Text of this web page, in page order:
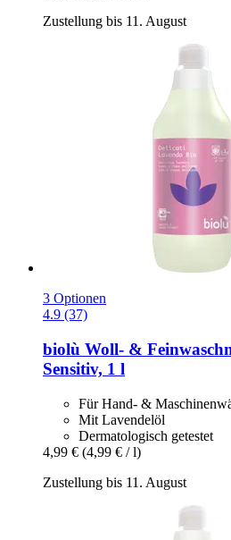
Zustellung bis 11. August
3 Optionen
4.9 (37)
biolù Woll-​ &
Sensitiv, 1 l
Für Hand- &
Mit Lavendelöl
Dermatologisch getestet
4,99 € (4,99 € / l)
Zustellung bis 11. August